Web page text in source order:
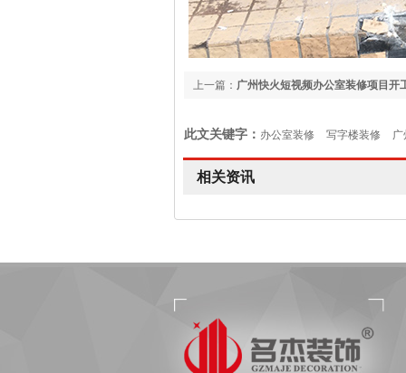
上一篇： 广州快火短视频办公室装修项目开
此文关键字： 办公室装修 写字楼装修 广
相关资讯